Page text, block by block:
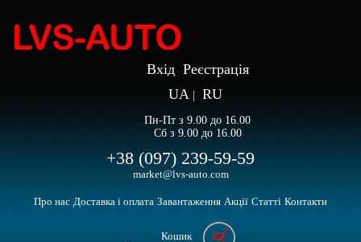
Вхід Реєстрація
UA
RU
Пн-Пт з 9.00 до 16.00
Сб з 9.00 до 16.00
+38 (097) 239-59-59
market@lvs-auto.com
Про нас Доставка і оплата Завантаження Акції Статті Контакти
Кошик